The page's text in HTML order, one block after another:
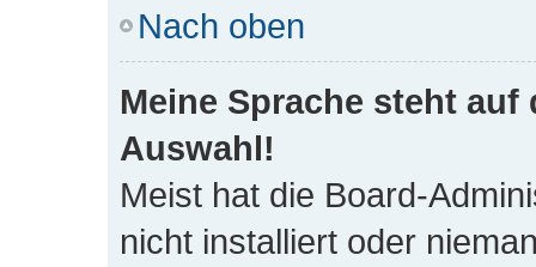
Nach oben
Meine Sprache steht
Auswahl!
Meist hat die Board-
nicht installiert oder